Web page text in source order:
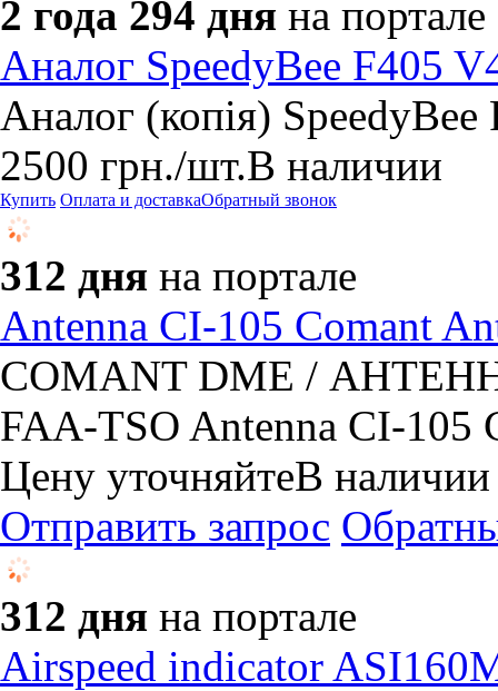
2 года 294 дня на портале
Аналог SpeedyBee F405
Аналог (копія)
2500 грн./шт.В наличии
Купить Оплата и доставкаОбратный звонок
312 дня на портале
Antenna CI-105 Comant
COMANT DME /
FAA-TSO Antenna CI-105
Цену уточняйтеВ наличии
Отправить запрос
312 дня на портале
Airspeed indicator